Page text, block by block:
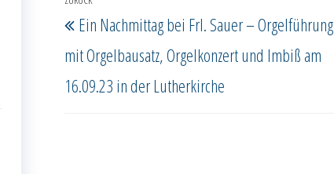
Vorheriger
Beitrag
Ein Nachmittag bei Frl. Sauer – Orgelführung
mit Orgelbausatz, Orgelkonzert und Imbiß am
16.09.23 in der Lutherkirche